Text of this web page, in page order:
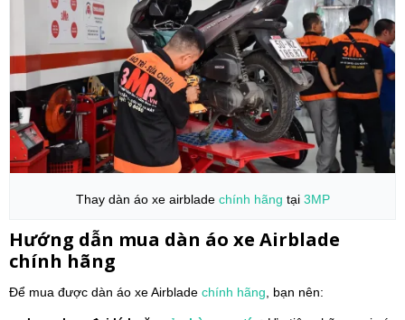
Thay dàn áo xe airblade chính hãng tại 3MP
Hướng dẫn mua dàn áo xe Airblade
chính hãng
Để mua được dàn áo xe Airblade chính hãng , bạn nên: